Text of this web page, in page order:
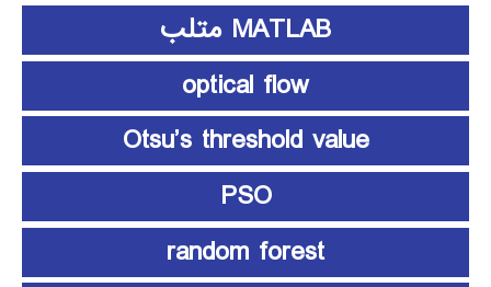
MATLAB متلب
optical flow
Otsu’s threshold value
PSO
random forest